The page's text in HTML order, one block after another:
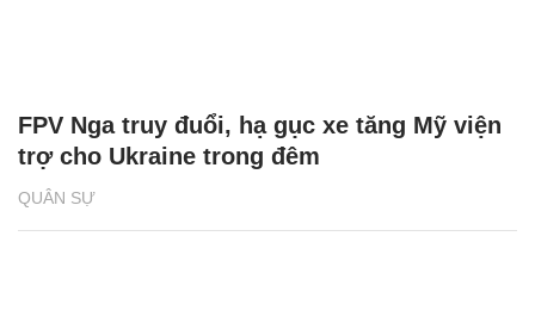
QUÂN SỰ
FPV Nga truy đuổi, hạ gục xe tăng Mỹ viện
trợ cho Ukraine trong đêm